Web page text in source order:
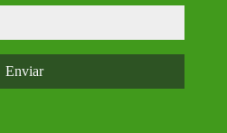
Enviar